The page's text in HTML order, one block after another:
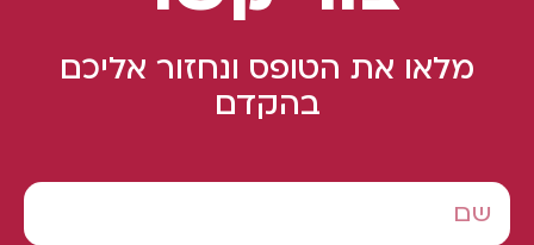
מלאו את הטופס ונחזור אליכם
בהקדם